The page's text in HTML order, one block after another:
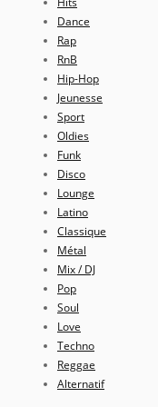
Dance
Rap
RnB
Hip-Hop
Jeunesse
Sport
Oldies
Funk
Disco
Lounge
Latino
Classique
Métal
Mix / DJ
Pop
Soul
Love
Techno
Reggae
Alternatif